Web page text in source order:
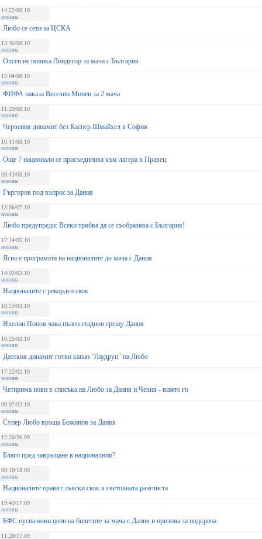
14:22/08.10
новина
Любо се сети за ЦСКА
13:36/08.10
новина
Олсен не повика Линдегор за мача с България
13:04/08.10
новина
ФИФА наказа Веселин Минев за 2 мача
11:20/08.10
новина
Червения динамит без Каспер Шмайхел в София
10:41/08.10
новина
Още 7 национали се присъединиха към лагера в Правец
09:43/08.10
новина
Гъргоров под въпрос за Дания
13:06/07.10
новина
Любо предупреди: Всеки трябва да се съобразява с България!
17:14/05.10
новина
Ясна е програмата на националите до мача с Дания
14:02/03.10
новина
Националите с рекорден скок
10:53/03.10
новина
Ивелин Попов чака пълен стадион срещу Дания
10:25/03.10
новина
Датския динамит готви капан "Лаудруп" на Любо
17:22/02.10
новина
Четирима нови в списъка на Любо за Дания и Чехия - вижте го
09:07/02.10
новина
Супер Любо връща Божинов за Дания
12:26/26.09
новина
Благо пред завръщане в националния?
09:10/18.09
новина
Националите правят лъвски скок в световната ранглиста
19:43/17.09
новина
БФС пусна нови цени на билетите за мача с Дания и призова за подкрепа
11:28/17.09